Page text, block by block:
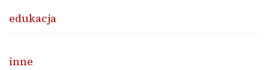
edukacja
inne